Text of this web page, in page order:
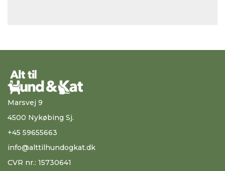
Marsvej 9
4500 Nykøbing Sj.
+45 59655663
info@alttilhundogkat.dk
CVR nr.: 15730641